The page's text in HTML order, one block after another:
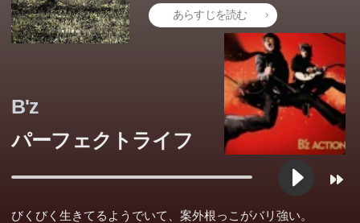
あらすじを読む
B'z
パーフェクトライフ
びくびく生きてるようでいて、案外根っこがバリ強い。